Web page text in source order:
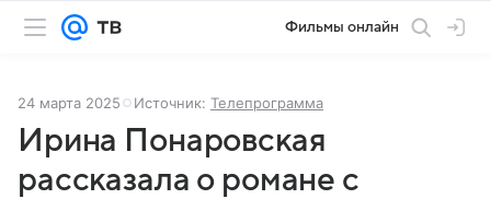
Фильмы онлайн
24 марта 2025 Источник: Телепрограмма
Ирина Понаровская
рассказала о романе с